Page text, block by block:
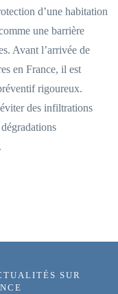
d’une habitation
une barrière
Avant l’arrivée de
en France, il est
rigoureux.
des infiltrations
SUR